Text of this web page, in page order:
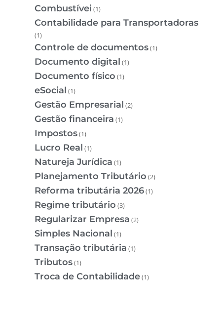
Combustívei (1)
Contabilidade para Transportadoras
(1)
Controle de documentos(1)
Documento digital (1)
Documento físico (1)
eSocial (1)
Gestão Empresarial (2)
Gestão financeira (1)
Impostos(1)
Lucro Real (1)
Natureja Jurídica (1)
Planejamento Tributário (2)
Reforma tributária 2026(1)
Regime tributário (3)
Regularizar Empresa (2)
Simples Nacional (1)
Transação tributária (1)
Tributos(1)
Troca de Contabilidade(1)